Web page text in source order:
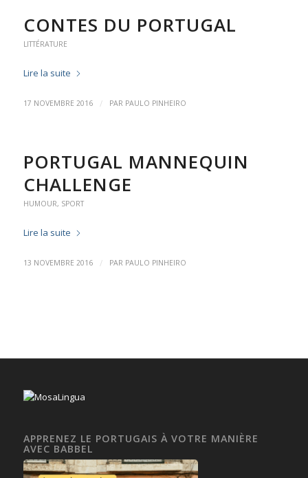
CONTES DU PORTUGAL
LITTÉRATURE
Lire la suite
17 NOVEMBRE 2016 / PAR PAULO PINHEIRO
PORTUGAL MANNEQUIN
CHALLENGE
HUMOUR, SPORT
Lire la suite
13 NOVEMBRE 2016 / PAR PAULO PINHEIRO
APPRENEZ LE PORTUGAIS À VOTRE MANIÈRE
AVEC BABBEL